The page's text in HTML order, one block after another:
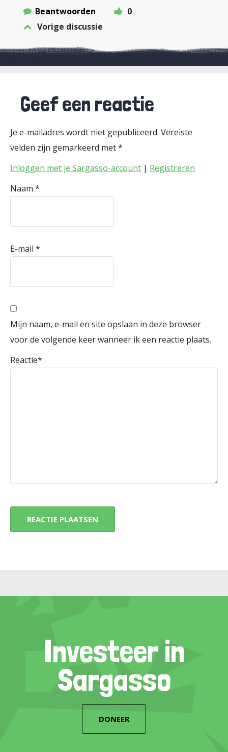
Beantwoorden
0
Vorige discussie
Geef een reactie
Je e-mailadres wordt niet gepubliceerd. Vereiste
velden zijn gemarkeerd met*
Inloggen met je Sargasso-account | Registreren
Naam *
E-mail *
Mijn naam, e-mail en site opslaan in deze browser
voor de volgende keer wanneer ik een reactie plaats.
Reactie*
Investeer in
Sargasso
DONEER